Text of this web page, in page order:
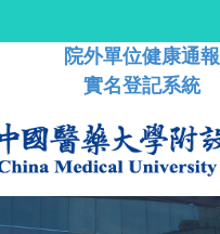
院外單位健康通報
實名登記系統